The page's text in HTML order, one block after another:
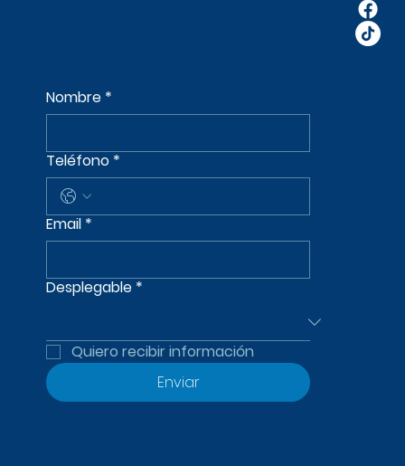
Nombre *
Teléfono *
Email *
Desplegable *
Quiero recibir información
Enviar